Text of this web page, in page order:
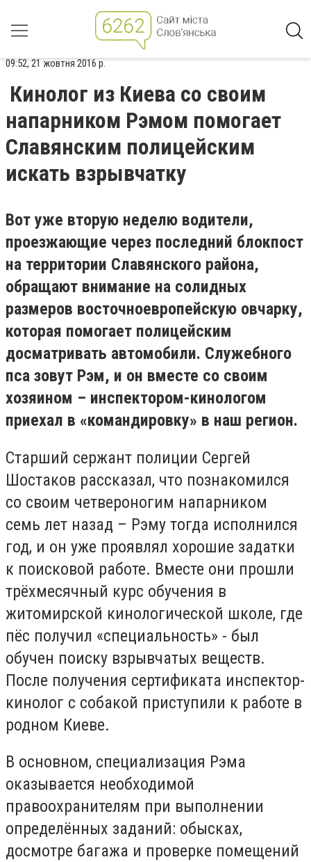
09:52, 21 жовтня 2016 р.
Кинолог из Киева со своим
напарником Рэмом помогает
Славянским полицейским
искать взрывчатку
Вот уже вторую неделю водители,
проезжающие через последний блокпост
на территории Славянского района,
обращают внимание на солидных
размеров восточноевропейскую овчарку,
которая помогает полицейским
досматривать автомобили. Служебного
пса зовут Рэм, и он вместе со своим
хозяином – инспектором-кинологом
приехал в «командировку» в наш регион.
Старший сержант полиции Сергей
Шостаков рассказал, что познакомился
со своим четвероногим напарником
семь лет назад – Рэму тогда исполнился
год, и он уже проявлял хорошие задатки
к поисковой работе. Вместе они прошли
трёхмесячный курс обучения в
житомирской кинологической школе, где
пёс получил «специальность» - был
обучен поиску взрывчатых веществ.
После получения сертификата инспектор-
кинолог с собакой приступили к работе в
родном Киеве.
В основном, специализация Рэма
оказывается необходимой
правоохранителям при выполнении
определённых заданий: обысках,
досмотре багажа и проверке помещений